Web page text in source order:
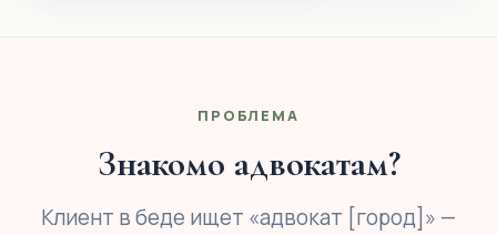
ПРОБЛЕМА
Знакомо адвокатам?
Клиент в беде ищет «адвокат [город]» —